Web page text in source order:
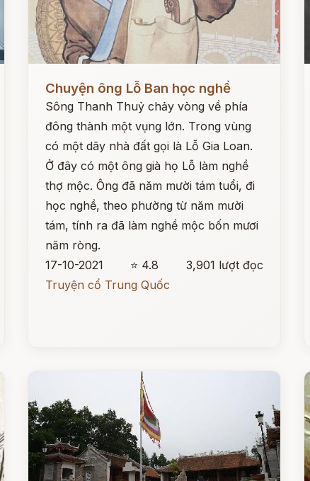
Chuyện ông Lỗ Ban học nghề
Sông Thanh Thuỷ chảy vòng về phía
đông thành một vụng lớn. Trong vùng
có một dãy nhà đất gọi là Lỗ Gia Loan.
Ở đây có một ông già họ Lỗ làm nghề
thợ mộc. Ông đã năm mười tám tuổi, đi
học nghề, theo phường từ năm mười
tám, tính ra đã làm nghề mộc bốn mươi
năm ròng.
17-10-2021
⭐ 4.8
3,901 lượt đọc
Truyện cổ Trung Quốc